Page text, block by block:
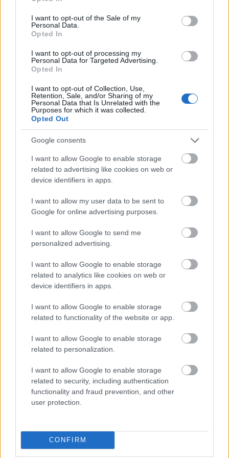
use your data for below specified purposes in below Google
consent section.
I want to opt-out of the Sale of my
Personal Data.
Opted In
I want to opt-out of processing my
Personal Data for Targeted Advertising.
Opted In
I want to opt-out of Collection, Use,
Retention, Sale, and/or Sharing of my
Personal Data that Is Unrelated with the
Purposes for which it was collected.
Opted Out
Google consents
I want to allow Google to enable storage
related to advertising like cookies on web or
device identifiers in apps.
I want to allow my user data to be sent to
Google for online advertising purposes.
I want to allow Google to send me
personalized advertising.
I want to allow Google to enable storage
related to analytics like cookies on web or
device identifiers in apps.
I want to allow Google to enable storage
related to functionality of the website or app.
I want to allow Google to enable storage
related to personalization.
I want to allow Google to enable storage
related to security, including authentication
functionality and fraud prevention, and other
user protection.
CONFIRM
klasszikus balett táncpedagógus mesterszakát...
volt belemerülni ezekbe a tudományokba. Én
gyakran ösztönből cselekszem, de szeretem
foglalkozni, és szeretném átadni a fiataloknak azt,
amit eddig megéltem, megtapasztaltam, ezért
végeztem el a táncpedagógus mesterszakot.
Miért kezdett el foglalkoztatni
mi volt az első gondolat, ami alapján elkezdtetek
dolgozni ezen az előadáson?
Nekem minden nap, minden tánc az utolsó.
mindenre. Izgat az árulás, a meg nem értettség, vagy
a csodálat, ami körülvesz minket. De semmit sem
jelenítek meg narratívaként. Konkrét ötletekből
indulok ki, de munka közben már hagyom, hogy
vigyen az ihlet. Megesik, hogy valamit magyarázni
kell, de nem szeretem a nézőket befolyásolni. Ez nem
próza, hanem tánc, itt értelem helyettérzés, élvezet,
meditáció, látvány, repülés van.Az utolsó vacsora à
története az én nézőpontomból van
megírva. Olyan, mint egy vers, amit majd a néző
értelmez és lefordít a saját életére.
Honnan, hova tart az általad megjelenített élet?
járja körül, hogy mi a helyed és dolgod egy őrült
világban, ahol mindenki szenved, és csak enyhületre
vár, érintkezések és találkozások során emberré
válik, elvegyül, másokkal hasonlatossá lesz. A
tanítványaivá lesznek. Végül abszolút magára
marad, az ő tragédiája az önmagunkkal való